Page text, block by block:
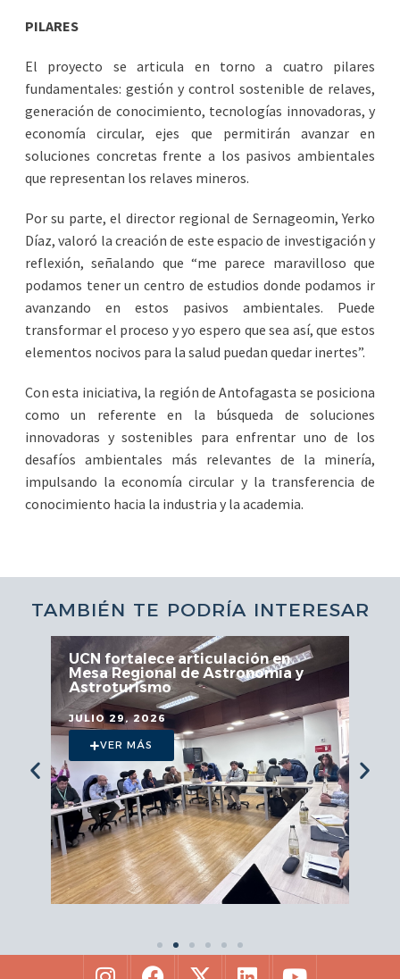
PILARES
El proyecto se articula en torno a cuatro pilares
fundamentales: gestión y control sostenible de relaves,
generación de conocimiento, tecnologías innovadoras, y
economía circular, ejes que permitirán avanzar en
soluciones concretas frente a los pasivos ambientales
que representan los relaves mineros.
Por su parte, el director regional de Sernageomin, Yerko
Díaz, valoró la creación de este espacio de investigación y
reflexión, señalando que “me parece maravilloso que
podamos tener un centro de estudios donde podamos ir
avanzando en estos pasivos ambientales. Puede
transformar el proceso y yo espero que sea así, que estos
elementos nocivos para la salud puedan quedar inertes”.
Con esta iniciativa, la región de Antofagasta se posiciona
como un referente en la búsqueda de soluciones
innovadoras y sostenibles para enfrentar uno de los
desafíos ambientales más relevantes de la minería,
impulsando la economía circular y la transferencia de
conocimiento hacia la industria y la academia.
TAMBIÉN TE PODRÍA INTERESAR
UCN fortalece articulación en
Mesa Regional de Astronomía y
Astroturismo
JULIO 29, 2026
VER MÁS